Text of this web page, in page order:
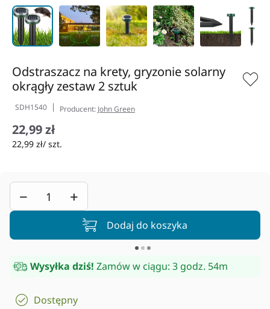
Odstraszacz na krety, gryzonie solarny
okrągły zestaw 2 sztuk
SDH1540 Producent: John Green
22,99 zł
22,99 zł/ szt.
− +
Dodaj do koszyka
Wysyłka dziś! Zamów w ciągu: 3 godz. 53m
Dostępny